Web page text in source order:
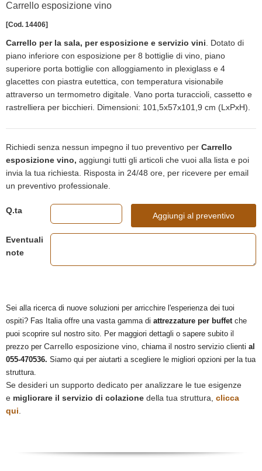
Carrello esposizione vino
[Cod. 14406]
Carrello per la sala, per esposizione e servizio vini. Dotato di
piano inferiore con esposizione per 8 bottiglie di vino, piano
superiore porta bottiglie con alloggiamento in plexiglass e 4
glacettes con piastra eutettica, con temperatura visionabile
attraverso un termometro digitale. Vano porta turaccioli, cassetto e
rastrelliera per bicchieri. Dimensioni: 101,5x57x101,9 cm (LxPxH).
Richiedi senza nessun impegno il tuo preventivo per Carrello
esposizione vino, aggiungi tutti gli articoli che vuoi alla lista e poi
invia la tua richiesta. Risposta in 24/48 ore, per ricevere per email
un preventivo professionale.
Q.ta
Aggiungi al preventivo
Eventuali
note
Sei alla ricerca di nuove soluzioni per arricchire l'esperienza dei tuoi
ospiti? Fas Italia offre una vasta gamma di attrezzature per buffetche
puoi scoprire sul nostro sito. Per maggiori dettagli o sapere subito il
prezzo per Carrello esposizione vino, chiama il nostro servizio clienti al
055-470536. Siamo qui per aiutarti a scegliere le migliori opzioni per la tua
struttura.
Se desideri un supporto dedicato per analizzare le tue esigenze
e migliorare il servizio di colazione della tua struttura, clicca
qui.